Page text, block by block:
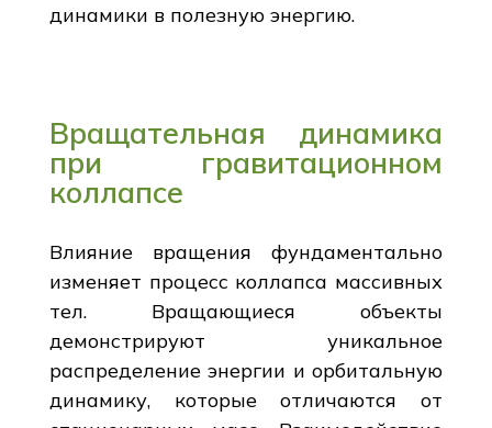
динамики в полезную энергию.
Вращательная динамика
при гравитационном
коллапсе
Влияние вращения фундаментально
изменяет процесс коллапса массивных
тел. Вращающиеся объекты
демонстрируют уникальное
распределение энергии и орбитальную
динамику, которые отличаются от